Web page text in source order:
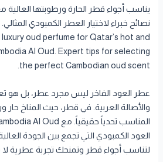
oud perfume for Qatar’s hot and
Al Oud. Expert tips for selecting
the perfect Cambodian oud scent.
عطر العود الفاخر ليس مجرد عطر، بل هو
والأصالة العربية. في قطر، حيث المناخ حار
العود الكمبودي التي تجمع بين الجودة
لتناسب أجواء قطر وتمنحك تجربة عطرية